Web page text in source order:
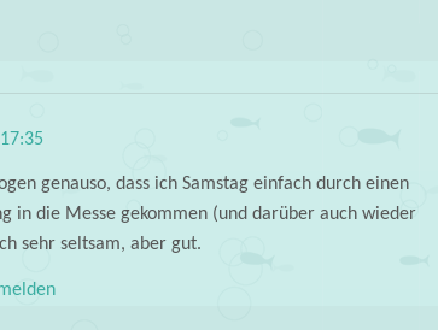
genauso, dass ich Samstag einfach durch einen
in die Messe gekommen (und darüber auch wieder
sehr seltsam, aber gut.